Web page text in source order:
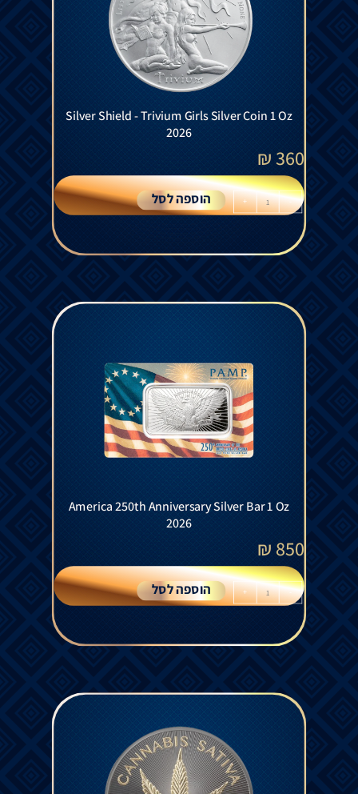
Silver Shield - Trivium Girls Silver Coin 1 Oz
2026
360
₪
-
+ הוספה לסל
America 250th Anniversary Silver Bar 1 Oz
2026
850
₪
-
+ הוספה לסל